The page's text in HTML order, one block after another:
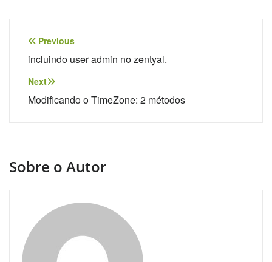
Navegação
de
Post
Previous
incluindo user admin no zentyal.
Next
Modificando o TimeZone: 2 métodos
Sobre o Autor